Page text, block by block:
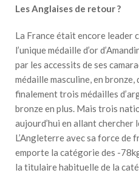
Les Anglaises de retour ?
La France était encore leader
l’unique médaille d’or
par les accessits de ses
médaille masculine, en
finalement trois médailles
bronze en plus. Mais trois
aujourd’hui en allant chercher
L’Angleterre avec sa force de
emporte la catégorie des -
la titulaire habituelle de la